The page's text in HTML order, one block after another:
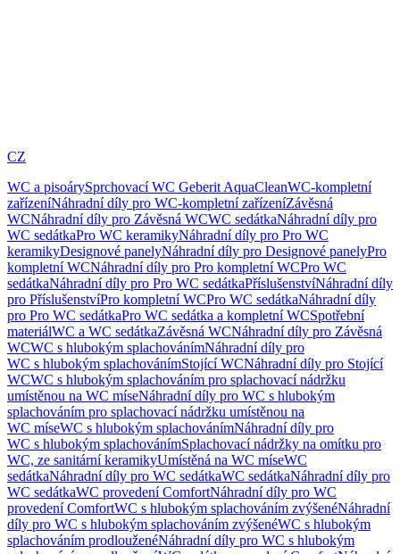
CZ
WC a pisoárySprchovací WC Geberit AquaCleanWC-kompletní
zařízeníNáhradní díly pro WC-kompletní zařízeníZávěsná
WCNáhradní díly pro Závěsná WCWC sedátkaNáhradní díly pro
WC sedátkaPro WC keramikyNáhradní díly pro Pro WC
keramikyDesignové panelyNáhradní díly pro Designové panelyPro
kompletní WCNáhradní díly pro Pro kompletní WCPro WC
sedátkaNáhradní díly pro Pro WC sedátkaPříslušenstvíNáhradní díly
pro PříslušenstvíPro kompletní WCPro WC sedátkaNáhradní díly
pro Pro WC sedátkaPro WC sedátka a kompletní WCSpotřební
materiálWC a WC sedátkaZávěsná WCNáhradní díly pro Závěsná
WCWC s hlubokým splachovánímNáhradní díly pro
WC s hlubokým splachovánímStojící WCNáhradní díly pro Stojící
WCWC s hlubokým splachováním pro splachovací nádržku
umístěnou na WC míseNáhradní díly pro WC s hlubokým
splachováním pro splachovací nádržku umístěnou na
WC míseWC s hlubokým splachovánímNáhradní díly pro
WC s hlubokým splachovánímSplachovací nádržky na omítku pro
WC, ze sanitární keramikyUmístěná na WC míseWC
sedátkaNáhradní díly pro WC sedátkaWC sedátkaNáhradní díly pro
WC sedátkaWC provedení ComfortNáhradní díly pro WC
provedení ComfortWC s hlubokým splachováním zvýšenéNáhradní
díly pro WC s hlubokým splachováním zvýšenéWC s hlubokým
splachováním prodlouženéNáhradní díly pro WC s hlubokým